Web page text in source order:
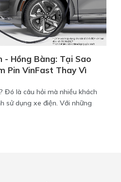
- Hồng Bàng: Tại Sao
Pin VinFast Thay Vì
Đó là câu hỏi mà nhiều khách
sử dụng xe điện. Với những